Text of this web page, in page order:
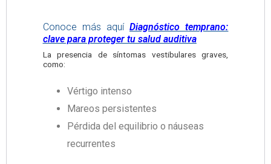
Conoce más aquíDiagnóstico temprano:
clave para proteger tu salud auditiva
La presencia de síntomas vestibulares graves,
como:
Vértigo intenso
Mareos persistentes
Pérdida del equilibrio o náuseas
recurrentes